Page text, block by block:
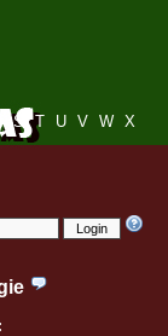
Login
S T U V W X